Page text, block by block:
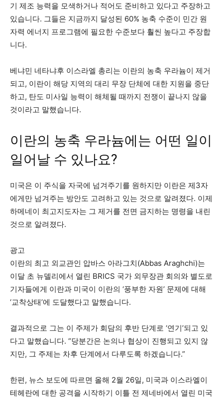
기 제조 능력을 모색하거나 적어도 준비하고 있다고 주장하고
있습니다. 그들은 지금까지 달성된 60% 농축 수준이 민간 원
자력 에너지 프로그램에 필요한 수준보다 훨씬 높다고 주장합
니다.
베냐민 네타냐후 이스라엘 총리는 이란의 농축 우라늄이 제거
되고, 이란이 해당 지역의 대리 무장 단체에 대한 지원을 중단
하고, 탄도 미사일 능력이 해체될 때까지 전쟁이 끝나지 않을
것이라고 말했습니다.
이란의 농축 우라늄에는 어떤 일이
일어날 수 있나요?
미국은 이 주식을 자국에 넘겨주기를 원하지만 이란은 제3자
에게만 넘겨주는 방안도 고려하고 있는 것으로 알려졌다. 이제
하메네이 최고지도자는 그 제거를 전면 금지하는 명령을 내린
것으로 알려졌다.
광고
이란의 최고 외교관인 압바스 아라그치(Abbas Araghchi)는
이달 초 뉴델리에서 열린 BRICS 국가 외무장관 회의와 별도로
기자들에게 이란과 미국이 이란의 ‘풍부한 자원’ 문제에 대해
‘교착상태’에 도달했다고 말했습니다.
결과적으로 그는 이 주제가 회담의 후반 단계로 ‘연기’되고 있
다고 말했습니다. “당분간은 논의나 협상이 진행되고 있지 않
지만, 그 주제는 차후 단계에서 다루도록 하겠습니다.”
한편, 뉴스 보도에 따르면 올해 2월 26일, 미국과 이스라엘이
테헤란에 대한 공격을 시작하기 이틀 전 제네바에서 열린 미국